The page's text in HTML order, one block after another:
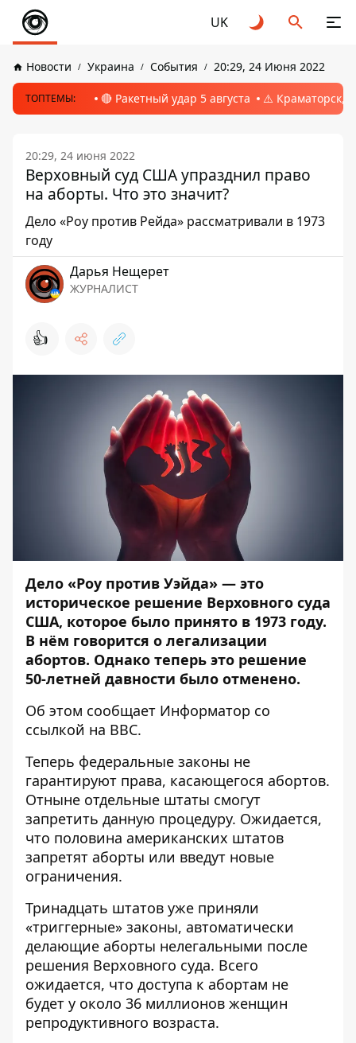
UK
Новости Украина События 20:29, 24 Июня 2022
ТОПТЕМЫ: 🔴 Ракетный удар 5 августа ⚠️ Краматорск,
20:29, 24 июня 2022
Верховный суд США упразднил право
на аборты. Что это значит?
Дело «Роу против Рейда» рассматривали в 1973
году
Дарья Нещерет
ЖУРНАЛИСТ
👍
Дело «Роу против Уэйда» — это
историческое решение Верховного суда
США, которое было принято в 1973 году.
В нём говорится о легализации
абортов. Однако теперь это решение
50-летней давности было отменено.
Об этом сообщает Информатор со
ссылкой на BBC.
Теперь федеральные законы не
гарантируют права, касающегося абортов.
Отныне отдельные штаты смогут
запретить данную процедуру. Ожидается,
что половина американских штатов
запретят аборты или введут новые
ограничения.
Тринадцать штатов уже приняли
«триггерные» законы, автоматически
делающие аборты нелегальными после
решения Верховного суда. Всего
ожидается, что доступа к абортам не
будет у около 36 миллионов женщин
репродуктивного возраста.